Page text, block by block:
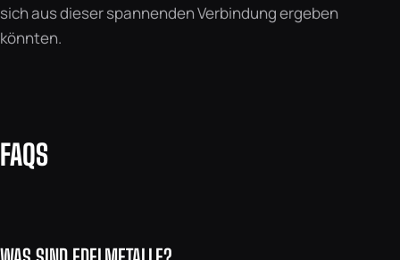
sich aus dieser spannenden Verbindung ergeben
könnten.
FAQS